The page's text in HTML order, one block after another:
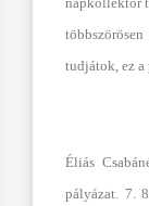
tudjátok, ez a
Éliás
pályázat. 7.